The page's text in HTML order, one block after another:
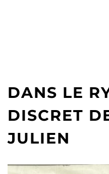
DANS LE
DISCRET
JULIEN